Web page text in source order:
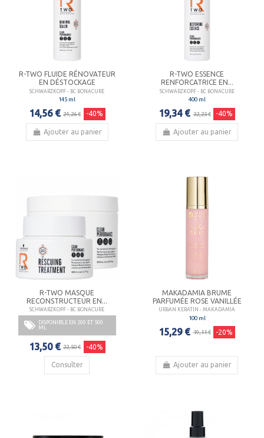
R-TWO FLUIDE RÉNOVATEUR
EN DÉSTOCKAGE
SCHWARZKOPF - BC BONACURE
145 ml
14,56 € 24,26 € -40%
Ajouter au panier
R-TWO ESSENCE
RENFORCATRICE EN...
SCHWARZKOPF - BC BONACURE
400 ml
19,34 € 32,23 € -40%
Ajouter au panier
R-TWO MASQUE
RECONSTRUCTEUR EN...
SCHWARZKOPF - BC BONACURE
DISPONIBLE EN 200 ET 500
ML
13,50 € 22,50 € -40%
Consulter
MAKADAMIA BRUME
PARFUMÉE ROSE VANILLÉE
URBAN KERATIN - MAKADAMIA
100 ml
15,29 € 19,11 € -20%
Ajouter au panier